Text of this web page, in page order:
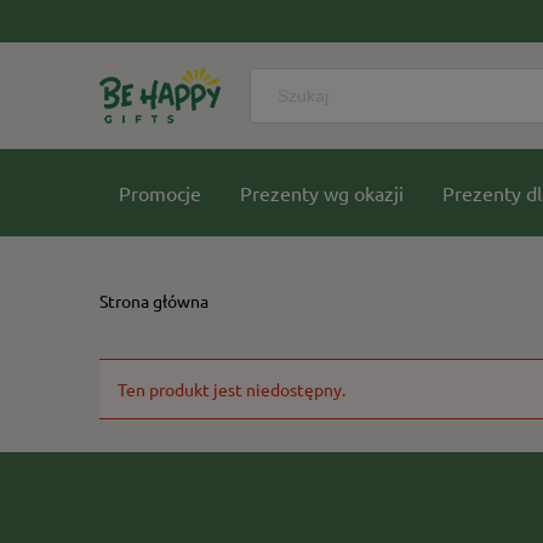
Promocje Prezenty wg okazji Prezenty
Strona główna
Ten produkt jest niedostępny.